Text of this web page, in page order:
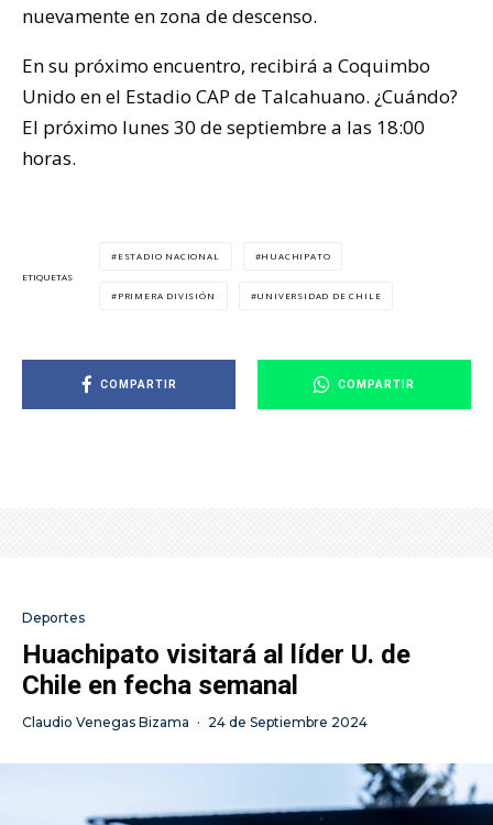
nuevamente en zona de descenso.
En su próximo encuentro, recibirá a Coquimbo
Unido en el Estadio CAP de Talcahuano. ¿Cuándo?
El próximo lunes 30 de septiembre a las 18:00
horas.
ETIQUETAS
ESTADIO NACIONAL HUACHIPATO
PRIMERA DIVISIÓN UNIVERSIDAD DE CHILE
COMPARTIR COMPARTIR
Deportes
Huachipato visitará al líder U. de
Chile en fecha semanal
Claudio Venegas Bizama · 24 de Septiembre 2024